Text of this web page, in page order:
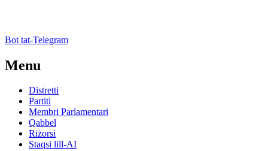
Bot tat-Telegram
Menu
Distretti
Partiti
Membri Parlamentari
Qabbel
Riżorsi
Staqsi lill-AI